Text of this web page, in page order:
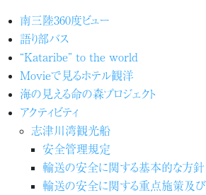
南三陸360度ビュー
語り部バス
“Kataribe” to the world
Movieで見るホテル観洋
海の見える命の森プロジェクト
アクティビティ
志津川湾観光船
安全管理規定
輸送の安全に関する基本的な方針
輸送の安全に関する重点施策及